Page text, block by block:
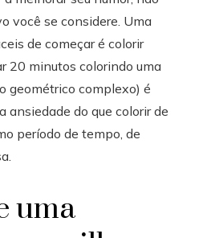
você se considere. Uma
de começar é colorir
20 minutos colorindo uma
geométrico complexo) é
ansiedade do que colorir de
período de tempo, de
uma